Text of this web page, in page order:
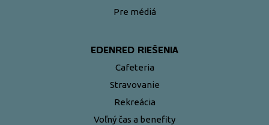
Pre médiá
EDENRED RIEŠENIA
Cafeteria
Stravovanie
Rekreácia
Voľný čas a benefity